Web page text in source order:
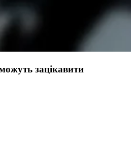
зацікавити